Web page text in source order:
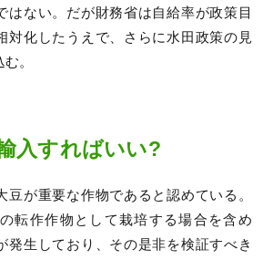
はない。だが財務省は自給率が政策目
対化したうえで、さらに水田政策の見
。
入すればいい?
豆が重要な作物であると認めている。
転作作物として栽培する場合を含め
発生しており、その是非を検証すべき